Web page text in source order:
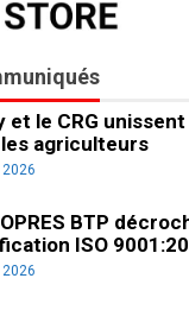
et le CRG
agriculteurs
BTP
ISO